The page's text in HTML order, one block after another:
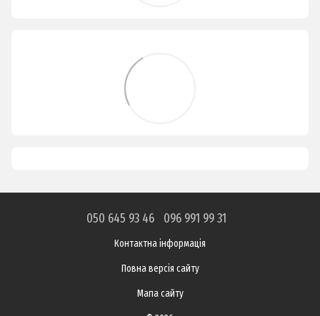
050 645 93 46 096 991 99 31
Контактна інформація
Повна версія сайту
Мапа сайту